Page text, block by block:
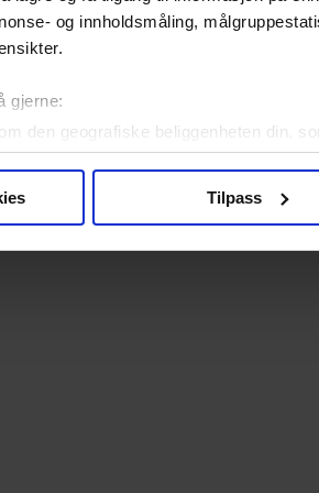
og innholdsmåling,
gjerne:
den geografiske beliggenheten din,
ved å aktivt skanne den for bestemte
hvordan dine personlige data
Tilpass